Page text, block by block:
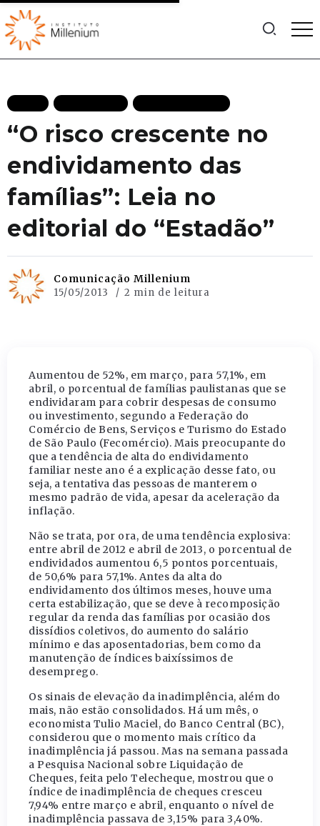
“O risco crescente no
endividamento das
famílias”: Leia no
editorial do “Estadão”
Comunicação Millenium
15/05/2013 2 min de leitura
Aumentou de 52%, em março, para 57,1%, em
abril, o porcentual de famílias paulistanas que se
endividaram para cobrir despesas de consumo
ou investimento, segundo a Federação do
Comércio de Bens, Serviços e Turismo do Estado
de São Paulo (Fecomércio). Mais preocupante do
que a tendência de alta do endividamento
familiar neste ano é a explicação desse fato, ou
seja, a tentativa das pessoas de manterem o
mesmo padrão de vida, apesar da aceleração da
inflação.
Não se trata, por ora, de uma tendência explosiva:
entre abril de 2012 e abril de 2013, o porcentual de
endividados aumentou 6,5 pontos porcentuais,
de 50,6% para 57,1%. Antes da alta do
endividamento dos últimos meses, houve uma
certa estabilização, que se deve à recomposição
regular da renda das famílias por ocasião dos
dissídios coletivos, do aumento do salário
mínimo e das aposentadorias, bem como da
manutenção de índices baixíssimos de
desemprego.
Os sinais de elevação da inadimplência, além do
mais, não estão consolidados. Há um mês, o
economista Tulio Maciel, do Banco Central (BC),
considerou que o momento mais crítico da
inadimplência já passou. Mas na semana passada
a Pesquisa Nacional sobre Liquidação de
Cheques, feita pelo Telecheque, mostrou que o
índice de inadimplência de cheques cresceu
7,94% entre março e abril, enquanto o nível de
inadimplência passava de 3,15% para 3,40%.